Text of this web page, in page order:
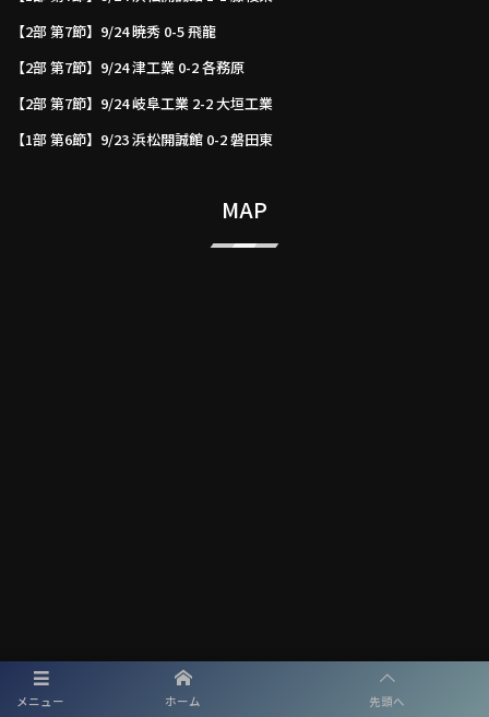
メニュー ホーム 先頭へ
【2部 第7節】9/24 暁秀 0-5 飛龍
【2部 第7節】9/24 津工業 0-2 各務原
【2部 第7節】9/24 岐阜工業 2-2 大垣工業
【1部 第6節】9/23 浜松開誠館 0-2 磐田東
MAP
メディアパートナー